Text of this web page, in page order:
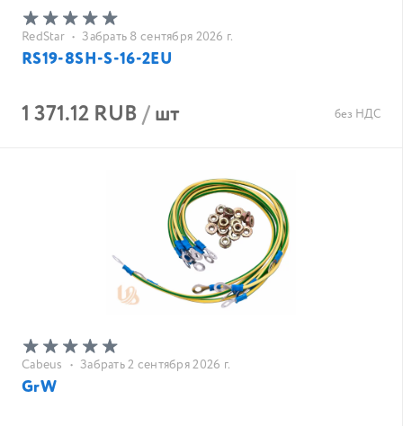
RedStar • Забрать 8 сентября 2026 г.
RS19-8SH-S-16-2EU
1 371.12 RUB/шт без НДС
Cabeus • Забрать 2 сентября 2026 г.
GrW